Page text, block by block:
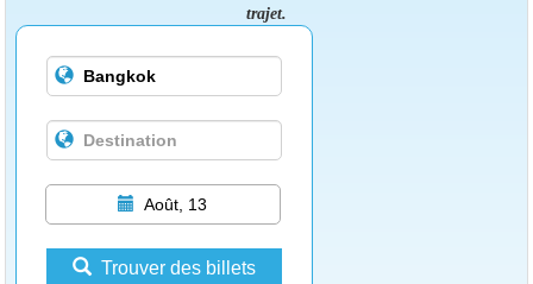
trajet.
Août, 13
Trouver des billets